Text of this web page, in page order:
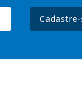
Cadastre-